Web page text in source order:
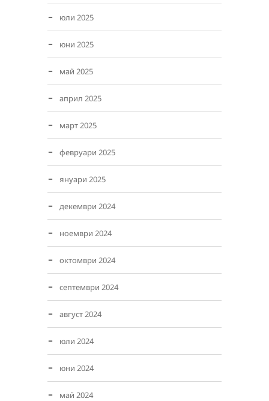
юли 2025
юни 2025
май 2025
април 2025
март 2025
февруари 2025
януари 2025
декември 2024
ноември 2024
октомври 2024
септември 2024
август 2024
юли 2024
юни 2024
май 2024